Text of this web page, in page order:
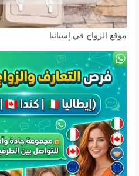
موقع الزواج في إسبانيا